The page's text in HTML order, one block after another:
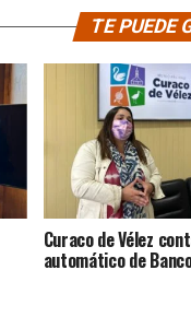
TE PUEDE
Curaco de Vélez
automático de